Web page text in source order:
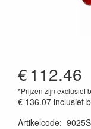
€112.46
*Prijzen zijn exclusief
€ 136.07 inclusief
Artikelcode: